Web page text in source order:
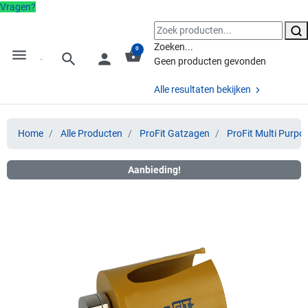
Vragen?
menu search person shopping_basket
0
Zoeken...
Geen producten gevonden
Alle resultaten bekijken
Home Alle Producten ProFit Gatzagen ProFit Multi
Aanbieding!